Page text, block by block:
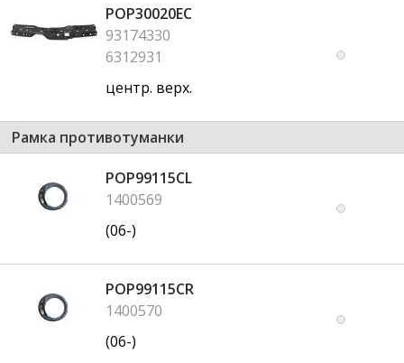
POP30020EC
93174330
6312931
центр. верх.
Рамка противотуманки
POP99115CL
1400569
(06-)
POP99115CR
1400570
(06-)